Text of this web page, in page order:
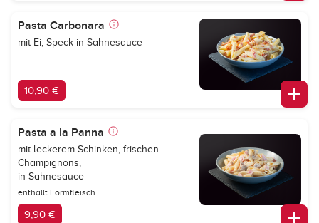
Pasta Carbonara
mit Ei, Speck in Sahnesauce
10,90 €
Pasta a la Panna
mit leckerem Schinken, frischen
Champignons,
in Sahnesauce
enthällt Formfleisch
9,90 €